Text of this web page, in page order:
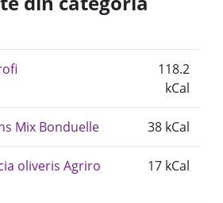
118.2
kCal
Mix Bonduelle 38 kCal
oliveris Agriro
17 kCal